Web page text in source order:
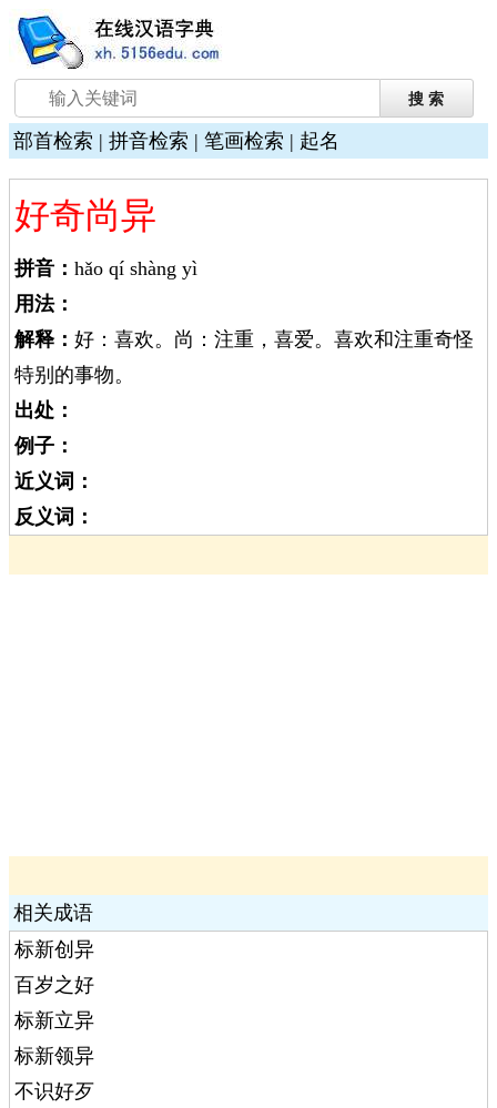
部首检索 | 拼音检索 | 笔画检索 | 起名
好奇尚异
拼音： hǎo qí shàng yì
用法：
解释： 好：喜欢。尚：注重，喜爱。喜欢和注重奇怪
特别的事物。
出处：
例子：
近义词：
反义词：
相关成语
标新创异
百岁之好
标新立异
标新领异
不识好歹